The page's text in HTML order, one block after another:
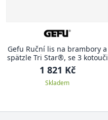
Gefu Ruční lis na brambory a
spätzle Tri Star®, se 3 kotouči
1 821 Kč
Skladem